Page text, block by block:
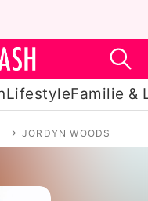
LifestyleFamilie &
JORDYN WOODS